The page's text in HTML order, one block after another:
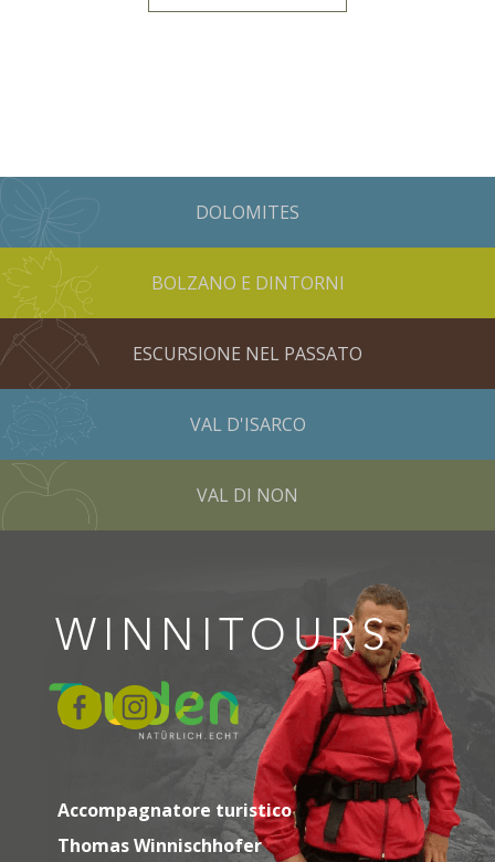
DOLOMITES
BOLZANO E DINTORNI
ESCURSIONE NEL PASSATO
VAL D'ISARCO
VAL DI NON
Accompagnatore turistico
Thomas Winnischhofer